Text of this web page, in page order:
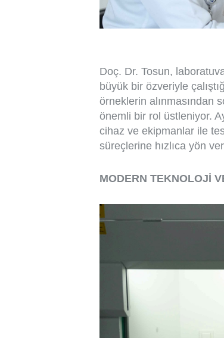
Doç. Dr. Tosun,
büyük bir özveriyle
örneklerin alınmasından
önemli bir rol üstleniyor.
cihaz ve ekipmanlar ile
süreçlerine hızlıca yön
MODERN TEKNOLOJİ